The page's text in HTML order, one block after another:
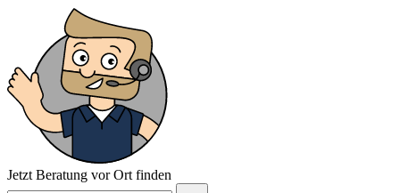
Jetzt Beratung vor Ort finden